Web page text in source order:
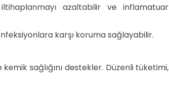
azaltabilir ve inflamatuar
karşı koruma sağlayabilir.
sağlığını destekler. Düzenli tüketimi,